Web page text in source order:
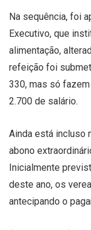
Na sequência, foi
Executivo, que
alimentação,
refeição foi
330, mas só
2.700 de salário.
Ainda está incluso
abono
Inicialmente
deste ano, os
antecipando o